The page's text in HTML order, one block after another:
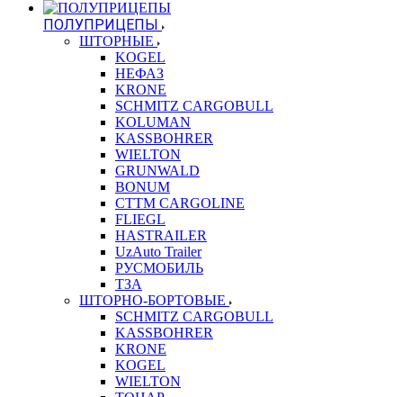
ПОЛУПРИЦЕПЫ
ШТОРНЫЕ
KOGEL
НЕФАЗ
KRONE
SCHMITZ CARGOBULL
KOLUMAN
KASSBOHRER
WIELTON
GRUNWALD
BONUM
CTTM CARGOLINE
FLIEGL
HASTRAILER
UzAuto Trailer
РУСМОБИЛЬ
ТЗА
ШТОРНО-БОРТОВЫЕ
SCHMITZ CARGOBULL
KASSBOHRER
KRONE
KOGEL
WIELTON